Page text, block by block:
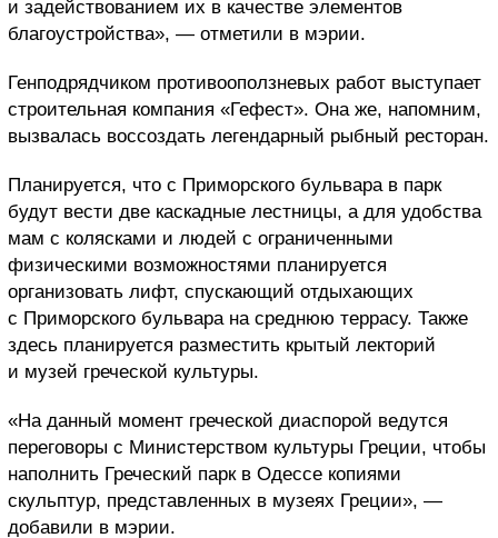
и задействованием их в качестве элементов
благоустройства», — отметили в мэрии.
Генподрядчиком противооползневых работ выступает
строительная компания «Гефест». Она же, напомним,
вызвалась воссоздать легендарный рыбный ресторан.
Планируется, что с Приморского бульвара в парк
будут вести две каскадные лестницы, а для удобства
мам с колясками и людей с ограниченными
физическими возможностями планируется
организовать лифт, спускающий отдыхающих
с Приморского бульвара на среднюю террасу. Также
здесь планируется разместить крытый лекторий
и музей греческой культуры.
«На данный момент греческой диаспорой ведутся
переговоры с Министерством культуры Греции, чтобы
наполнить Греческий парк в Одессе копиями
скульптур, представленных в музеях Греции», —
добавили в мэрии.